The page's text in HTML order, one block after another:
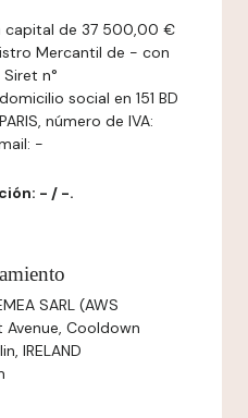
capital de 37 500,00 €
Mercantil de - con
n°
social en 151 BD
número de IVA:
-
- / -.
SARL (AWS
Cooldown
IRELAND